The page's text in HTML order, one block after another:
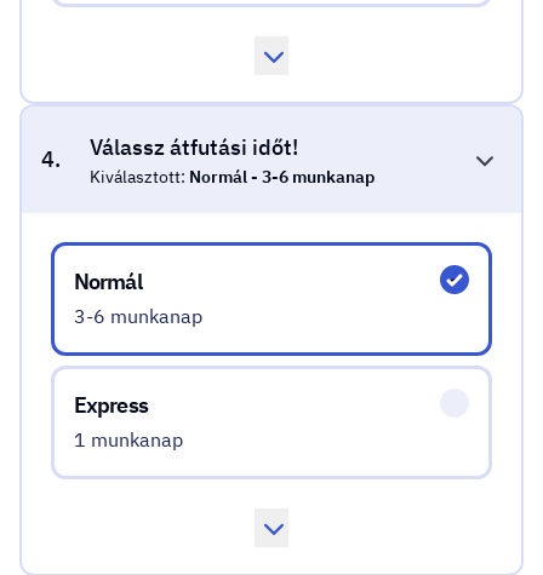
4. Válassz átfutási időt!
Kiválasztott: Normál - 3-6 munkanap
Válassz átfutási időt!
Normál
3-6 munkanap
Express
1 munkanap